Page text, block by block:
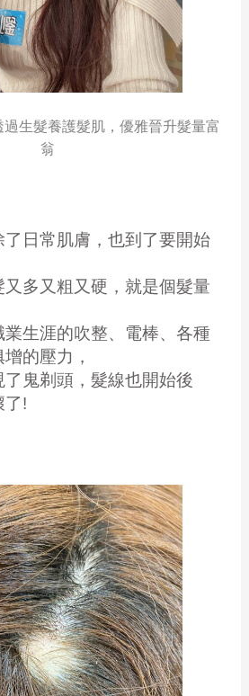
生髮養護髮肌，優雅晉升髮量富
翁
日常肌膚，也到了要開始
多又粗又硬，就是個髮量
生涯的吹整、電棒、各種
的壓力，
鬼剃頭，髮線也開始後
了!